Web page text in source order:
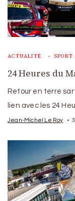
ACTUALITÉ
24 Heures du
Retour en terre
lien avec les 24
Jean-Michel Le Roy